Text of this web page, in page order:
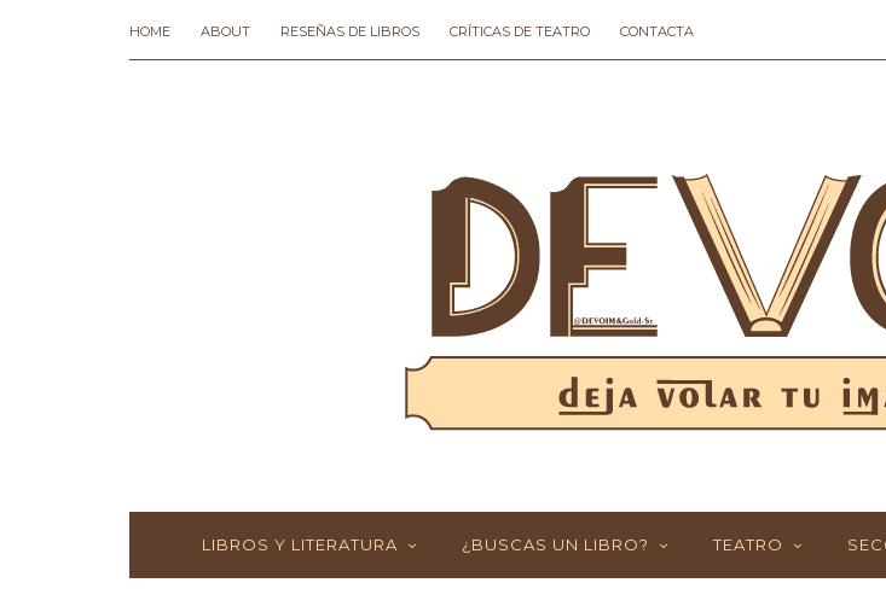
HOME ABOUT RESEÑAS DE LIBROS CRÍTICAS DE TEATRO CONTACTA
LIBROS Y LITERATURA ¿BUSCAS UN LIBRO? TEATRO